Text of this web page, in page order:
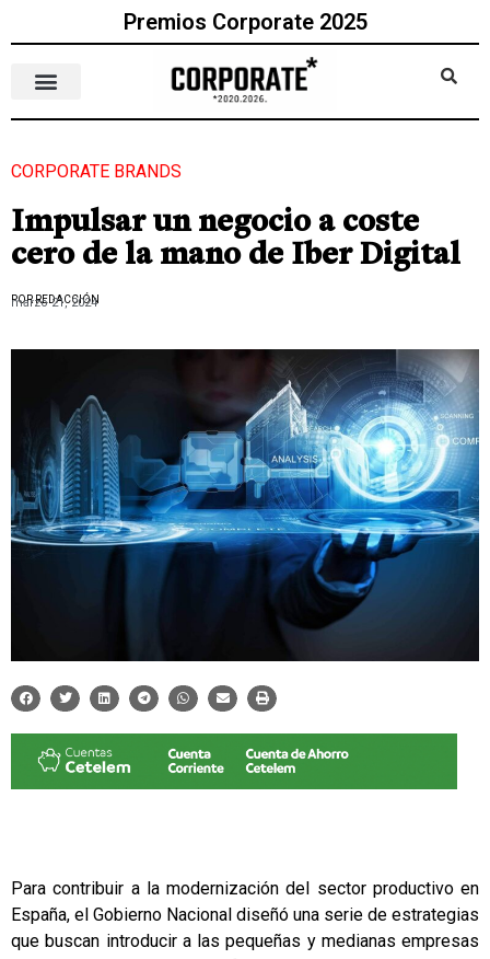
Premios Corporate 2025
CORPORATE BRANDS
Impulsar un negocio a coste
cero de la mano de Iber Digital
POR REDACCIÓN
marzo 21, 2024
Para contribuir a la modernización del sector productivo en
España, el Gobierno Nacional diseñó una serie de estrategias
que buscan introducir a las pequeñas y medianas empresas